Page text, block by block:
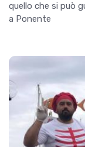
quello che si può
a Ponente